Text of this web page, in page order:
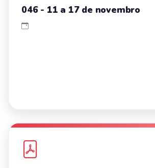
046 - 11 a 17 de novembro